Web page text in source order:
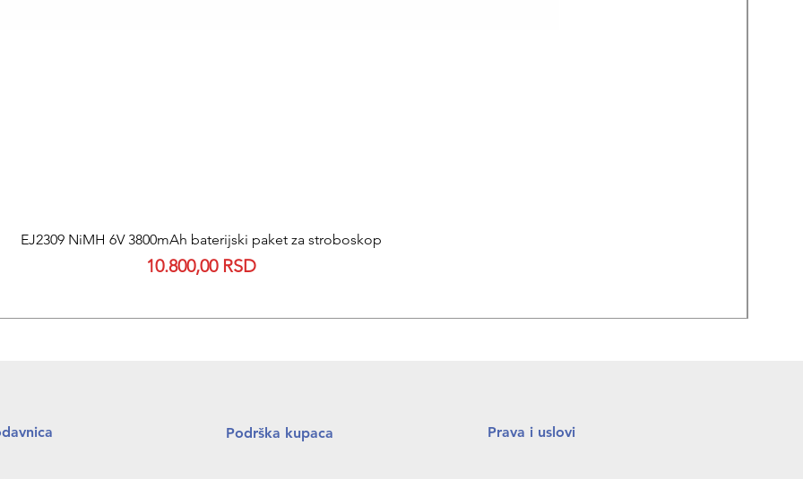
Quick View
EJ2309 NiMH 6V 3800mAh baterijski paket za stroboskop
Price
10.800,00 RSD
Podrška kupaca Prava i uslovi